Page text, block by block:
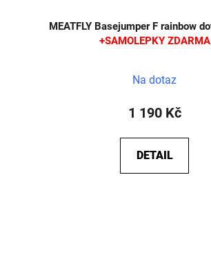
MEATFLY Basejumper F rainbow
+SAMOLEPKY ZDARMA
Na dotaz
1 190 Kč
DETAIL